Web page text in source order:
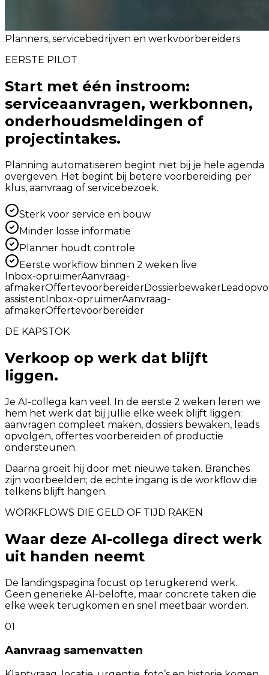
Planners, servicebedrijven en werkvoorbereiders
EERSTE PILOT
Start met één instroom:
serviceaanvragen, werkbonnen,
onderhoudsmeldingen of
projectintakes.
Planning automatiseren begint niet bij je hele agenda
overgeven. Het begint bij betere voorbereiding per
klus, aanvraag of servicebezoek.
Sterk voor service en bouw
Minder losse informatie
Planner houdt controle
Eerste workflow binnen 2 weken live
Inbox-opruimerAanvraag-
afmakerOffertevoorbereiderDossierbewaker
assistentInbox-opruimerAanvraag-
afmakerOffertevoorbereider
DE KAPSTOK
Verkoop op werk dat blijft
liggen.
Je AI-collega kan veel. In de eerste 2 weken leren we
hem het werk dat bij jullie elke week blijft liggen:
aanvragen compleet maken, dossiers bewaken, leads
opvolgen, offertes voorbereiden of productie
ondersteunen.
Daarna groeit hij door met nieuwe taken. Branches
zijn voorbeelden; de echte ingang is de workflow die
telkens blijft hangen.
WORKFLOWS DIE GELD OF TIJD RAKEN
Waar deze AI-collega direct werk
uit handen neemt
De landingspagina focust op terugkerend werk.
Geen generieke AI-belofte, maar concrete taken die
elke week terugkomen en snel meetbaar worden.
01
Aanvraag samenvatten